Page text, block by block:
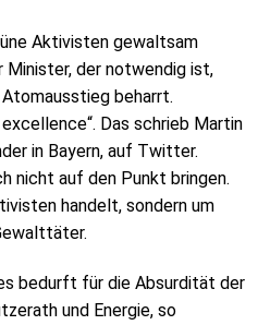
Aktivisten gewaltsam
Minister, der notwendig ist,
beharrt.
Das schrieb Martin
in Bayern, auf Twitter.
nicht auf den Punkt bringen.
handelt, sondern um
bedurft für die Absurdität der
und Energie, so